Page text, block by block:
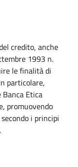
credito, anche
1993 n.
le finalità di
particolare,
Etica
promuovendo
i principi